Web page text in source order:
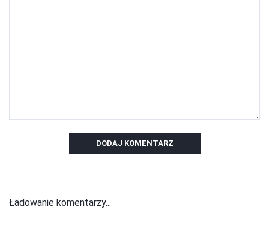
DODAJ KOMENTARZ
Ładowanie komentarzy...